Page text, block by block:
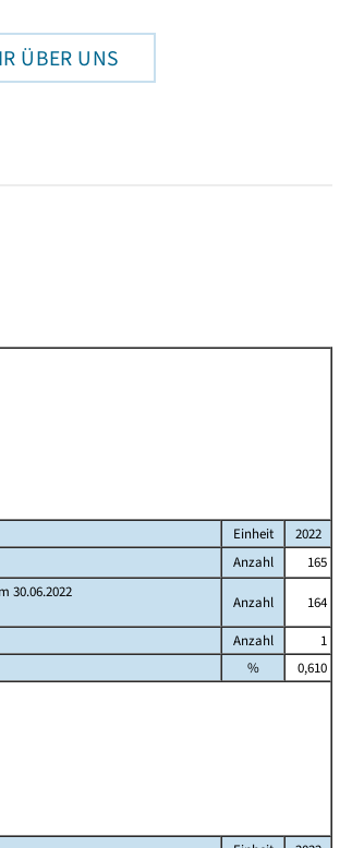
ÜBER UNS
Einheit
2022
Anzahl
165
30.06.2022
Anzahl 164
Anzahl
1
%
0,610